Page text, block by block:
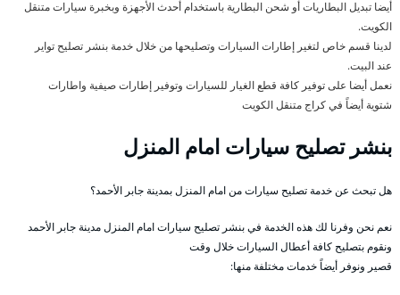
أيضا تبديل البطاريات أو شحن البطارية باستخدام أحدث الأجهزة وبخبرة سيارات متنقل
الكويت.
لدينا قسم خاص لتغير إطارات السيارات وتصليحها من خلال خدمة بنشر تصليح تواير
عند البيت.
نعمل أيضا على توفير كافة قطع الغيار للسيارات وتوفير إطارات صيفية واطارات
شتوية أيضاً في كراج متنقل الكويت
بنشر تصليح سيارات امام المنزل
هل تبحث عن خدمة تصليح سيارات من امام المنزل بمدينة جابر الأحمد؟
نعم نحن وفرنا لك هذه الخدمة في بنشر تصليح سيارات امام المنزل مدينة جابر الأحمد
ونقوم بتصليح كافة أعطال السيارات خلال وقت
قصير ونوفر أيضاً خدمات مختلفة منها: